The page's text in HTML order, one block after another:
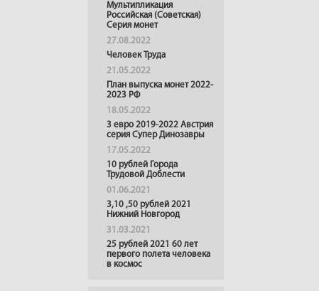
Мультипликация
Российская (Советская)
Серия монет
27.08.2022
Человек Труда
21.05.2022
План выпуска монет 2022-
2023 РФ
18.05.2022
3 евро 2019-2022 Австрия
серия Супер Динозавры
17.05.2022
10 рублей Города
Трудовой Доблести
01.06.2021
3,10 ,50 рублей 2021
Нижний Новгород
31.03.2021
25 рублей 2021 60 лет
первого полета человека
в космос